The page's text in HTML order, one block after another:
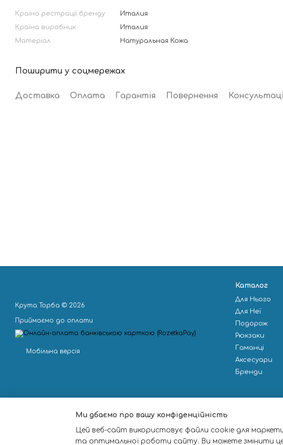
Країна рестрації бренду
Италия
Країна виробник
Италия
Матеріал
Натуральная Кожа
Поширити у соцмережах
Доставка Оплата Гарантія Повернення
Крута Торба © 2026
Приймаємо до оплати
Мобільна версія
Каталог
Для Нього
Для Неї
Подорож
Рюкзаки
Гаманці
Аксесуари
Бренди
Ми дбаємо про вашу конфіденційність
Цей веб-сайт використовує файли cookie для
та оптимальної роботи сайту. Ви можете змінити